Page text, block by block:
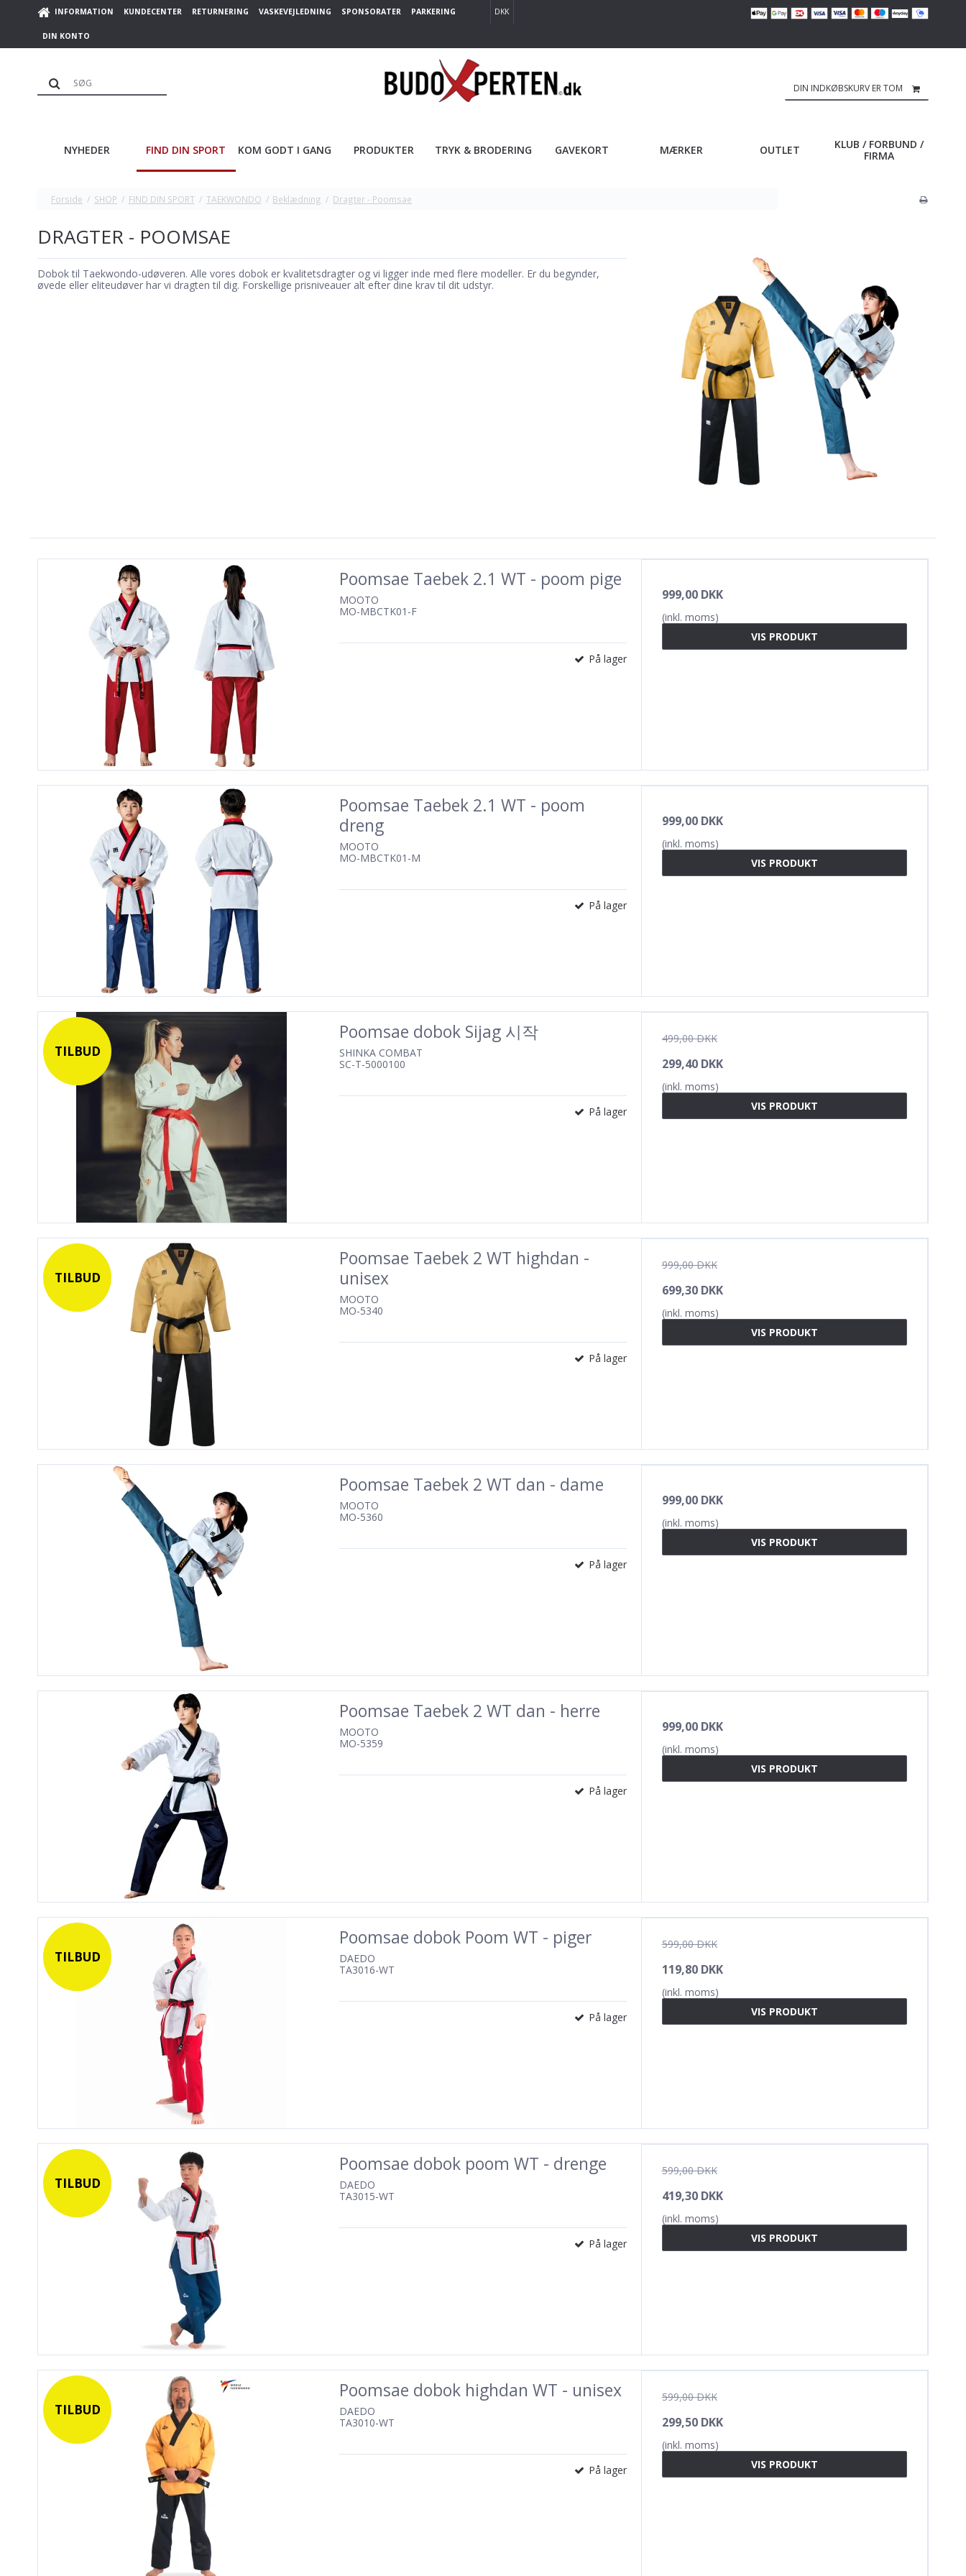
INFORMATION KUNDECENTER RETURNERING VASKEVEJLEDNING SPONSORATER PARKERING
DIN KONTO
DKK
DIN INDKØBSKURV ER TOM
NYHEDER FIND DIN SPORT KOM GODT I GANG PRODUKTER TRYK & BRODERING GAVEKORT MÆRKER OUTLET
KLUB / FORBUND /
FIRMA
Forside / SHOP / FIND DIN SPORT / TAEKWONDO / Beklædning / Dragter - Poomsae
DRAGTER - POOMSAE
Dobok til Taekwondo-udøveren. Alle vores dobok er kvalitetsdragter og vi ligger inde med flere modeller. Er du begynder,
øvede eller eliteudøver har vi dragten til dig. Forskellige prisniveauer alt efter dine krav til dit udstyr.
Poomsae Taebek 2.1 WT - poom pige
MOOTO
MO-MBCTK01-F
På lager
999,00 DKK
(inkl. moms)
VIS PRODUKT
Poomsae Taebek 2.1 WT - poom
dreng
MOOTO
MO-MBCTK01-M
På lager
999,00 DKK
(inkl. moms)
VIS PRODUKT
TILBUD
Poomsae dobok Sijag 시작
SHINKA COMBAT
SC-T-5000100
På lager
499,00 DKK
299,40 DKK
(inkl. moms)
VIS PRODUKT
TILBUD
Poomsae Taebek 2 WT highdan -
unisex
MOOTO
MO-5340
På lager
999,00 DKK
699,30 DKK
(inkl. moms)
VIS PRODUKT
Poomsae Taebek 2 WT dan - dame
MOOTO
MO-5360
På lager
999,00 DKK
(inkl. moms)
VIS PRODUKT
Poomsae Taebek 2 WT dan - herre
MOOTO
MO-5359
På lager
999,00 DKK
(inkl. moms)
VIS PRODUKT
TILBUD
Poomsae dobok Poom WT - piger
DAEDO
TA3016-WT
På lager
599,00 DKK
119,80 DKK
(inkl. moms)
VIS PRODUKT
TILBUD
Poomsae dobok poom WT - drenge
DAEDO
TA3015-WT
På lager
599,00 DKK
419,30 DKK
(inkl. moms)
VIS PRODUKT
TILBUD
Poomsae dobok highdan WT - unisex
DAEDO
TA3010-WT
På lager
599,00 DKK
299,50 DKK
(inkl. moms)
VIS PRODUKT